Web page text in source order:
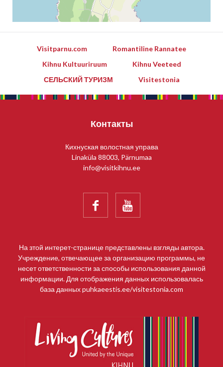
Visitparnu.com
Romantiline Rannatee
Kihnu Kultuuriruum
Kihnu Veeteed
СЕЛЬСКИЙ ТУРИЗМ
Visitestonia
Контакты
Кихнуская волостная управа
Linaküla 88003, Pärnumaa
info@visitkihnu.ee
 
На зтой интерет-странице представлены взгляды автора.
Учреждение, отвечающее за организацию программы, не
несет ответственности за способы использования данной
информации. Для отображения данных использовалась
база данных puhkaeestis.ee/visitestonia.com